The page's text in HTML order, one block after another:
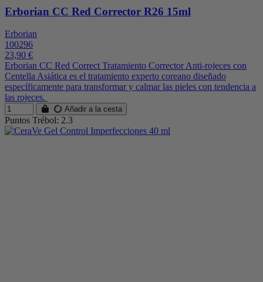
Erborian CC Red Corrector R26 15ml
Erborian
100296
23,90 €
Erborian CC Red Correct Tratamiento Corrector Anti-rojeces con
Centella Asiática es el tratamiento experto coreano diseñado
específicamente para transformar y calmar las pieles con tendencia a
las rojeces.
Añadir a la cesta
Puntos Trébol: 2.3